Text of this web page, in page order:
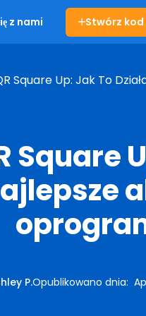
z nami Stwórz kod
Square Up: Jak To
Square
P.Opublikowano dnia: